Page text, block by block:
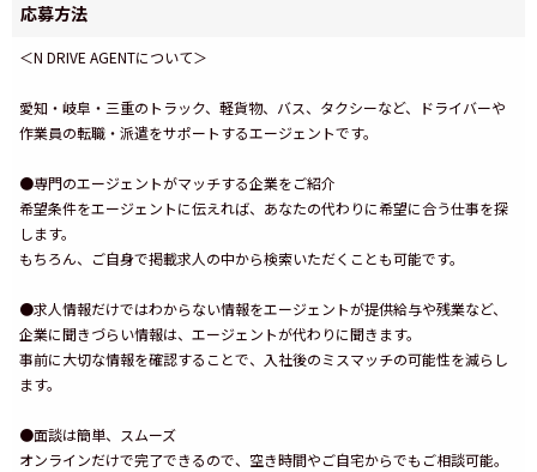
応募方法
＜N DRIVE AGENTについて＞
愛知・岐阜・三重のトラック、軽貨物、バス、タクシーなど、ドライバーや
作業員の転職・派遣をサポートするエージェントです。
●専門のエージェントがマッチする企業をご紹介
希望条件をエージェントに伝えれば、あなたの代わりに希望に合う仕事を探
します。
もちろん、ご自身で掲載求人の中から検索いただくことも可能です。
●求人情報だけではわからない情報をエージェントが提供給与や残業など、
企業に聞きづらい情報は、エージェントが代わりに聞きます。
事前に大切な情報を確認することで、入社後のミスマッチの可能性を減らし
ます。
●面談は簡単、スムーズ
オンラインだけで完了できるので、空き時間やご自宅からでもご相談可能。